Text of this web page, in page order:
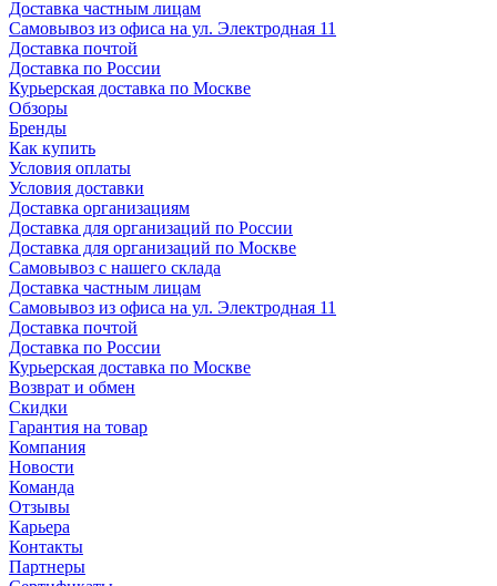
Доставка частным лицам
Самовывоз из офиса на ул. Электродная 11
Доставка почтой
Доставка по России
Курьерская доставка по Москве
Обзоры
Бренды
Как купить
Условия оплаты
Условия доставки
Доставка организациям
Доставка для организаций по России
Доставка для организаций по Москве
Самовывоз с нашего склада
Доставка частным лицам
Самовывоз из офиса на ул. Электродная 11
Доставка почтой
Доставка по России
Курьерская доставка по Москве
Возврат и обмен
Скидки
Гарантия на товар
Компания
Новости
Команда
Отзывы
Карьера
Контакты
Партнеры